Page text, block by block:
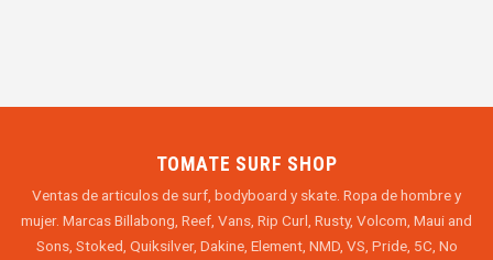
TOMATE SURF SHOP
Ventas de articulos de surf, bodyboard y skate. Ropa de hombre y
mujer. Marcas Billabong, Reef, Vans, Rip Curl, Rusty, Volcom, Maui and
Sons, Stoked, Quiksilver, Dakine, Element, NMD, VS, Pride, 5C, No